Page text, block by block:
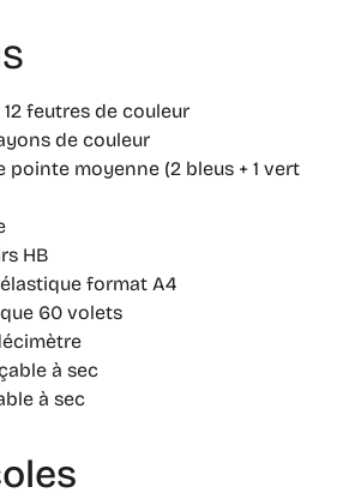
feutres de couleur
de couleur
pointe moyenne (2 bleus + 1 vert
HB
format A4
60 volets
à sec
à sec